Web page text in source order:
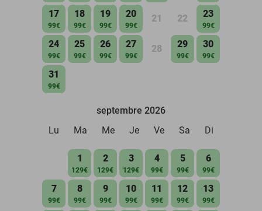
17
99€
18
99€
19
99€
20
99€
21 22 23
99€
24
99€
25
99€
26
99€
27
99€
28 29
99€
30
99€
31
99€
septembre 2026
Lu
Ma Me Je Ve Sa Di
1
129€
2
129€
3
129€
4
99€
5
99€
6
99€
7
99€
8
99€
9
99€
10
99€
11
99€
12
99€
13
99€